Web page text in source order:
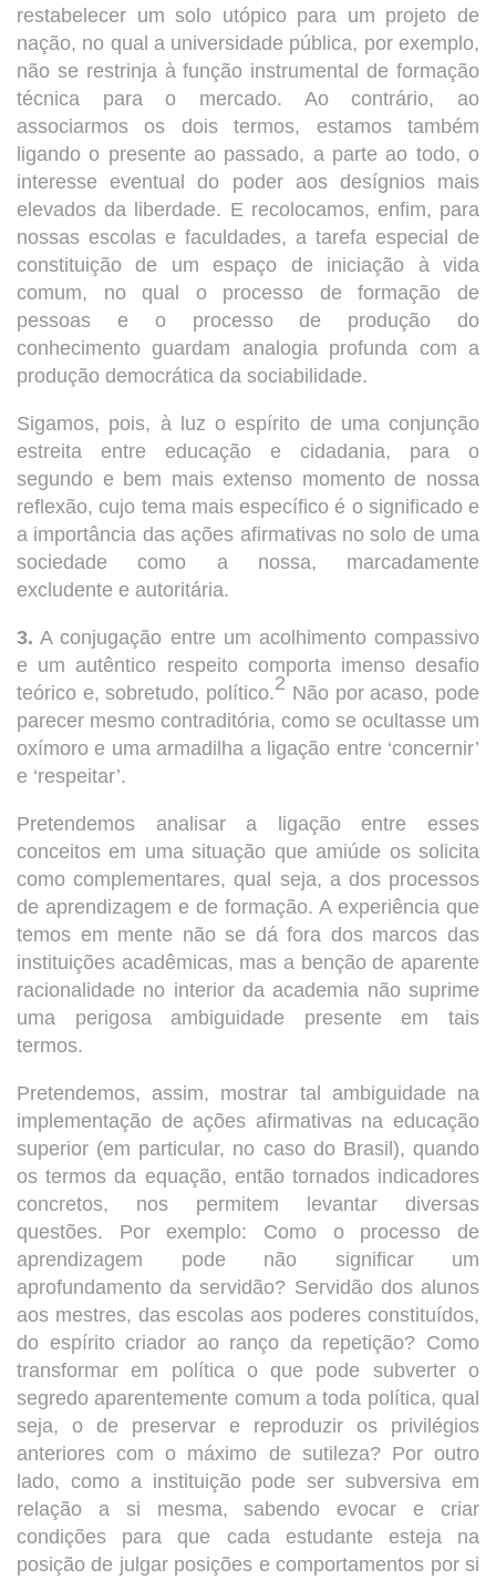
restabelecer um solo utópico para um projeto de
nação, no qual a universidade pública, por exemplo,
não se restrinja à função instrumental de formação
técnica para o mercado. Ao contrário, ao
associarmos os dois termos, estamos também
ligando o presente ao passado, a parte ao todo, o
interesse eventual do poder aos desígnios mais
elevados da liberdade. E recolocamos, enfim, para
nossas escolas e faculdades, a tarefa especial de
constituição de um espaço de iniciação à vida
comum, no qual o processo de formação de
pessoas e o processo de produção do
conhecimento guardam analogia profunda com a
produção democrática da sociabilidade.
Sigamos, pois, à luz o espírito de uma conjunção
estreita entre educação e cidadania, para o
segundo e bem mais extenso momento de nossa
reflexão, cujo tema mais específico é o significado e
a importância das ações afirmativas no solo de uma
sociedade como a nossa, marcadamente
excludente e autoritária.
3. A conjugação entre um acolhimento compassivo
e um autêntico respeito comporta imenso desafio
teórico e, sobretudo, político.2 Não por acaso, pode
parecer mesmo contraditória, como se ocultasse um
oxímoro e uma armadilha a ligação entre ‘concernir’
e ‘respeitar’.
Pretendemos analisar a ligação entre esses
conceitos em uma situação que amiúde os solicita
como complementares, qual seja, a dos processos
de aprendizagem e de formação. A experiência que
temos em mente não se dá fora dos marcos das
instituições acadêmicas, mas a benção de aparente
racionalidade no interior da academia não suprime
uma perigosa ambiguidade presente em tais
termos.
Pretendemos, assim, mostrar tal ambiguidade na
implementação de ações afirmativas na educação
superior (em particular, no caso do Brasil), quando
os termos da equação, então tornados indicadores
concretos, nos permitem levantar diversas
questões. Por exemplo: Como o processo de
aprendizagem pode não significar um
aprofundamento da servidão? Servidão dos alunos
aos mestres, das escolas aos poderes constituídos,
do espírito criador ao ranço da repetição? Como
transformar em política o que pode subverter o
segredo aparentemente comum a toda política, qual
seja, o de preservar e reproduzir os privilégios
anteriores com o máximo de sutileza? Por outro
lado, como a instituição pode ser subversiva em
relação a si mesma, sabendo evocar e criar
condições para que cada estudante esteja na
posição de julgar posições e comportamentos por si